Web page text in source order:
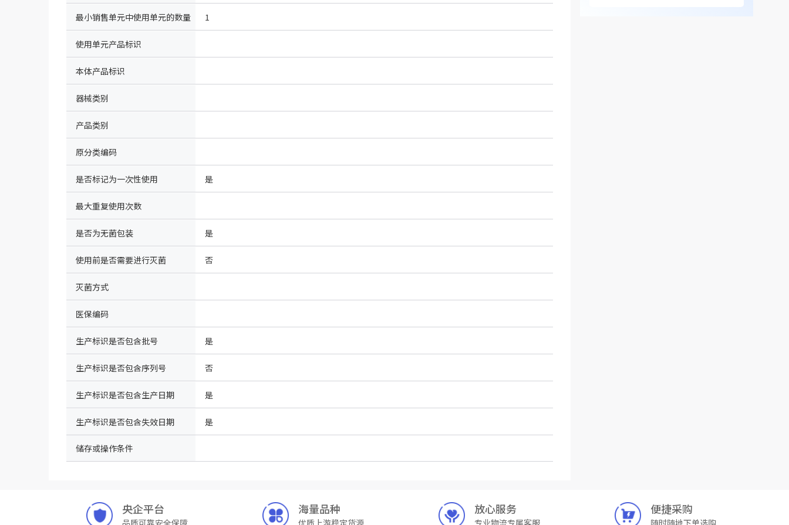
最小销售单元中使用单元的数量 1
使用单元产品标识
本体产品标识
器械类别
产品类别
原分类编码
是否标记为一次性使用 是
最大重复使用次数
是否为无菌包装 是
使用前是否需要进行灭菌 否
灭菌方式
医保编码
生产标识是否包含批号 是
生产标识是否包含序列号 否
生产标识是否包含生产日期 是
生产标识是否包含失效日期 是
储存或操作条件
央企平台
品质可靠安全保障
海量品种
优质上游稳定货源
放心服务
专业物流专属客服
便捷采购
随时随地下单选购